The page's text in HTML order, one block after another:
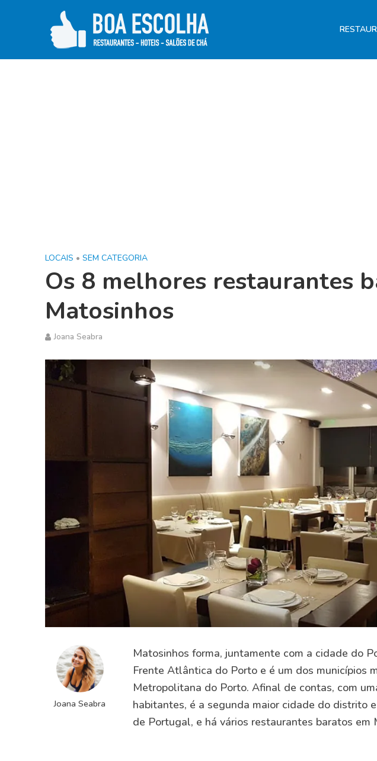
LOCAIS • SEM CATEGORIA
Os 8 melhores restaurantes
Matosinhos
Joana Seabra
Joana Seabra
Matosinhos forma, juntamente com a cidade do
Frente Atlântica do Porto e é um dos municípios
Metropolitana do Porto. Afinal de contas, com
habitantes, é a segunda maior cidade do distrito
de Portugal, e há vários restaurantes baratos em